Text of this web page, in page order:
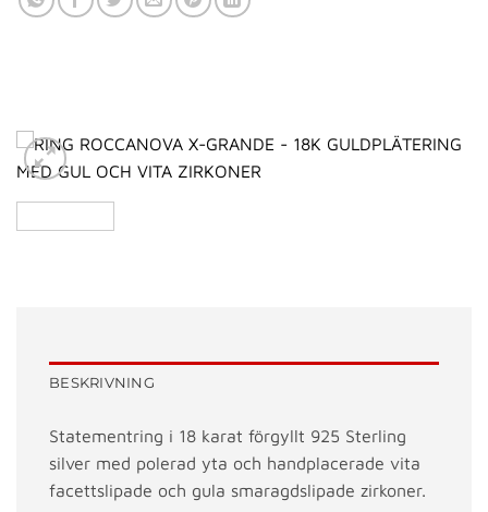
BESKRIVNING
Statementring i 18 karat förgyllt 925 Sterling
silver med polerad yta och handplacerade vita
facettslipade och gula smaragdslipade zirkoner.